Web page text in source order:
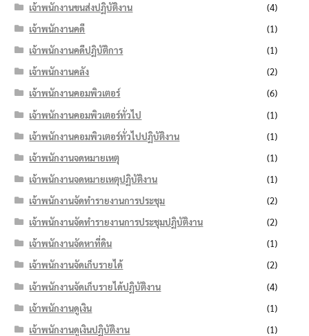
เจ้าพนักงานขนส่งปฏิบัติงาน
(4)
เจ้าพนักงานคดี
(1)
เจ้าพนักงานคดีปฏิบัติการ
(1)
เจ้าพนักงานคลัง
(2)
เจ้าพนักงานคอมพิวเตอร์
(6)
เจ้าพนักงานคอมพิวเตอร์ทั่วไป
(1)
เจ้าพนักงานคอมพิวเตอร์ทั่วไปปฏิบัติงาน
(1)
เจ้าพนักงานจดหมายเหตุ
(1)
เจ้าพนักงานจดหมายเหตุปฏิบัติงาน
(1)
เจ้าพนักงานจัดทำรายงานการประชุม
(2)
เจ้าพนักงานจัดทำรายงานการประชุมปฏิบัติงาน
(2)
เจ้าพนักงานจัดหาที่ดิน
(1)
เจ้าพนักงานจัดเก็บรายได้
(2)
เจ้าพนักงานจัดเก็บรายได้ปฏิบัติงาน
(4)
เจ้าพนักงานดูเงิน
(1)
เจ้าพนักงานดูเงินปฏิบัติงาน
(1)